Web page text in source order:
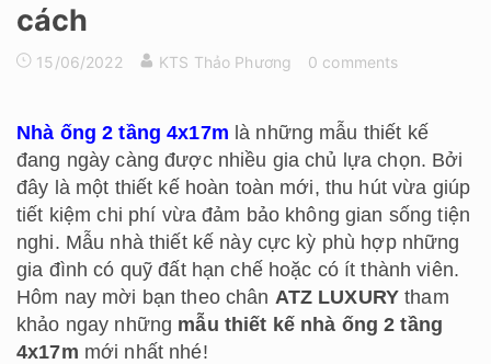
cách
15/06/2022 KTS Thảo Phương 0 comments
Nhà ống 2 tầng 4x17m là những mẫu thiết kế
đang ngày càng được nhiều gia chủ lựa chọn. Bởi
đây là một thiết kế hoàn toàn mới, thu hút vừa giúp
tiết kiệm chi phí vừa đảm bảo không gian sống tiện
nghi. Mẫu nhà thiết kế này cực kỳ phù hợp những
gia đình có quỹ đất hạn chế hoặc có ít thành viên.
Hôm nay mời bạn theo chân ATZ LUXURY tham
khảo ngay những mẫu thiết kế nhà ống 2 tầng
4x17m mới nhất nhé!